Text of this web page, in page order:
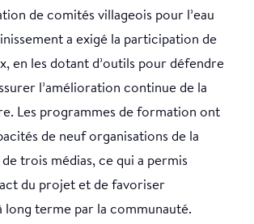
de comités villageois pour l’eau
a exigé la participation de
en les dotant d’outils pour défendre
l’amélioration continue de la
Les programmes de formation ont
de neuf organisations de la
trois médias, ce qui a permis
du projet et de favoriser
long terme par la communauté.